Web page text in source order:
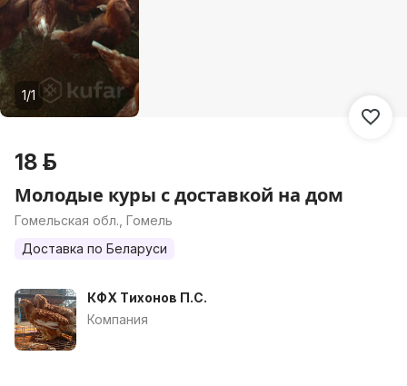
1/1
18 р.
Молодые куры с доставкой на дом
Гомельская обл., Гомель
Доставка по Беларуси
КФХ Тихонов П.С.
Компания